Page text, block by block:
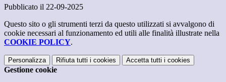
Pubblicato il 22-09-2025
Questo sito o gli strumenti terzi da questo utilizzati si avvalgono di
cookie necessari al funzionamento ed utili alle finalità illustrate nella
COOKIE POLICY.
Personalizza Rifiuta tutti i cookies Accetta tutti i cookies
Gestione cookie